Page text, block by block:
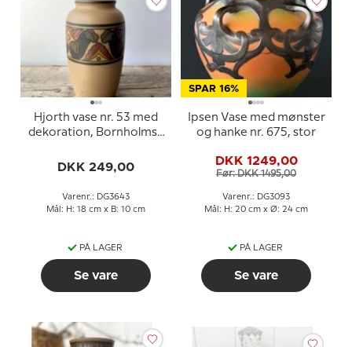
Hjorth vase nr. 53 med
dekoration, Bornholmsk
DKK 249,00
Varenr.: DG3643
Mål: H: 18 cm x B: 10 cm
PÅ LAGER
Se vare
SPAR 16%
Ipsen Vase med mønster
og hanke nr. 675, stor
DKK 1249,00
Før: DKK 1495,00
Varenr.: DG3093
Mål: H: 20 cm x Ø: 24 cm
PÅ LAGER
Se vare